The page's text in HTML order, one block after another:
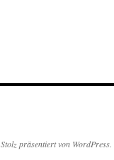
Stolz präsentiert von WordPress.